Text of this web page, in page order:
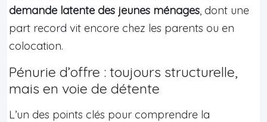
demande latente des jeunes ménages, dont une
part record vit encore chez les parents ou en
colocation.
Pénurie d’offre : toujours structurelle,
mais en voie de détente
L’un des points clés pour comprendre la